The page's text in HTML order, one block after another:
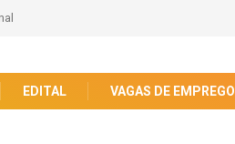
EDITAL VAGAS DE EMPREGO